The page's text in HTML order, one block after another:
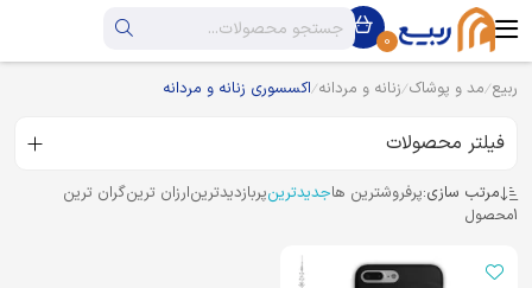
0
ربیع مد و پوشاک زنانه و مردانه اکسسوری زنانه و مردانه
فیلتر محصولات
مرتب سازی:پرفروشترین هاجدیدترینپربازدیدترینارزان ترینگران ترین
1محصول